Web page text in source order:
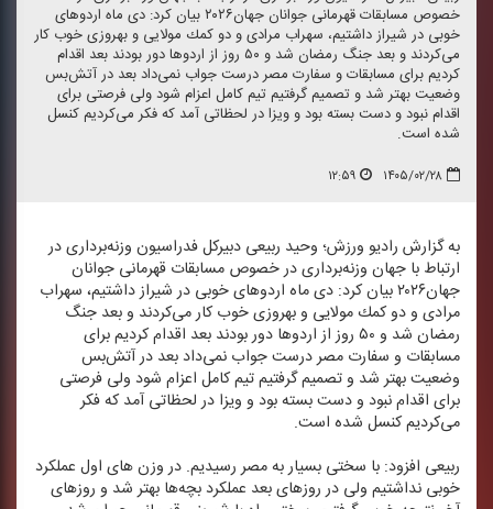
خصوص مسابقات قهرمانی جوانان جهان۲۰۲۶ بیان كرد: دی ماه اردوهای
خوبی در شیراز داشتیم، سهراب مرادی و دو كمك مولایی و بهروزی خوب كار
می‌كردند و بعد جنگ رمضان شد و ۵۰ روز از اردوها دور بودند بعد اقدام
كردیم برای مسابقات و سفارت مصر درست جواب نمی‌داد بعد در آتش‌بس
وضعیت بهتر شد و تصمیم گرفتیم تیم كامل اعزام شود ولی فرصتی برای
اقدام نبود و دست بسته بود و ویزا در لحظاتی آمد كه فكر می‌كردیم كنسل
شده است.
۱۴۰۵/۰۲/۲۸ ۱۲:۵۹
به گزارش رادیو ورزش؛ وحید ربیعی دبیركل فدراسیون وزنه‌برداری در
ارتباط با جهان وزنه‌برداری در خصوص مسابقات قهرمانی جوانان
جهان۲۰۲۶ بیان كرد: دی ماه اردوهای خوبی در شیراز داشتیم، سهراب
مرادی و دو كمك مولایی و بهروزی خوب كار می‌كردند و بعد جنگ
رمضان شد و ۵۰ روز از اردوها دور بودند بعد اقدام كردیم برای
مسابقات و سفارت مصر درست جواب نمی‌داد بعد در آتش‌بس
وضعیت بهتر شد و تصمیم گرفتیم تیم كامل اعزام شود ولی فرصتی
برای اقدام نبود و دست بسته بود و ویزا در لحظاتی آمد كه فكر
می‌كردیم كنسل شده است.
ربیعی افزود: با سختی بسیار به مصر رسیدیم. در وزن های اول عملكرد
خوبی نداشتیم ولی در روزهای بعد عملكرد بچه‌ها بهتر شد و روزهای